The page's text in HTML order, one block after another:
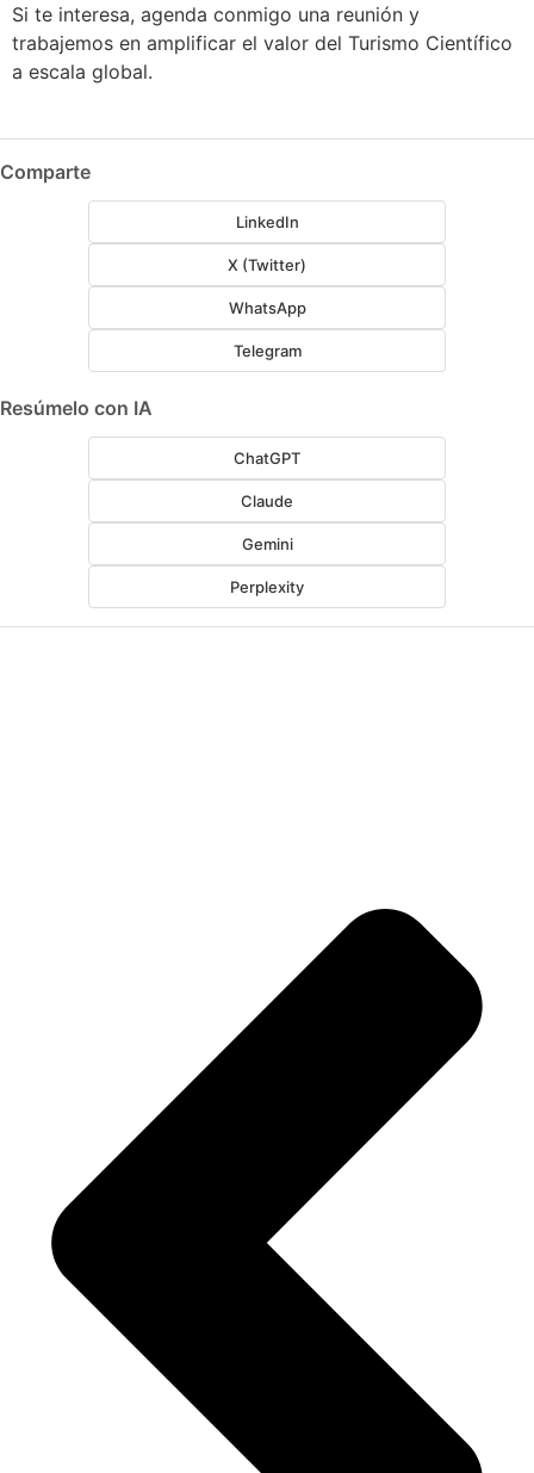
Si te interesa, agenda conmigo una reunión y
trabajemos en amplificar el valor del Turismo Científico
a escala global.
Comparte
LinkedIn
X (Twitter)
WhatsApp
Telegram
Resúmelo con IA
ChatGPT
Claude
Gemini
Perplexity